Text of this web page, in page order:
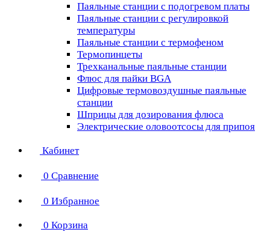
Паяльные станции с подогревом платы
Паяльные станции с регулировкой
температуры
Паяльные станции с термофеном
Термопинцеты
Трехканальные паяльные станции
Флюс для пайки BGA
Цифровые термовоздушные паяльные
станции
Шприцы для дозирования флюса
Электрические оловоотсосы для припоя
Кабинет
0 Сравнение
0 Избранное
0 Корзина